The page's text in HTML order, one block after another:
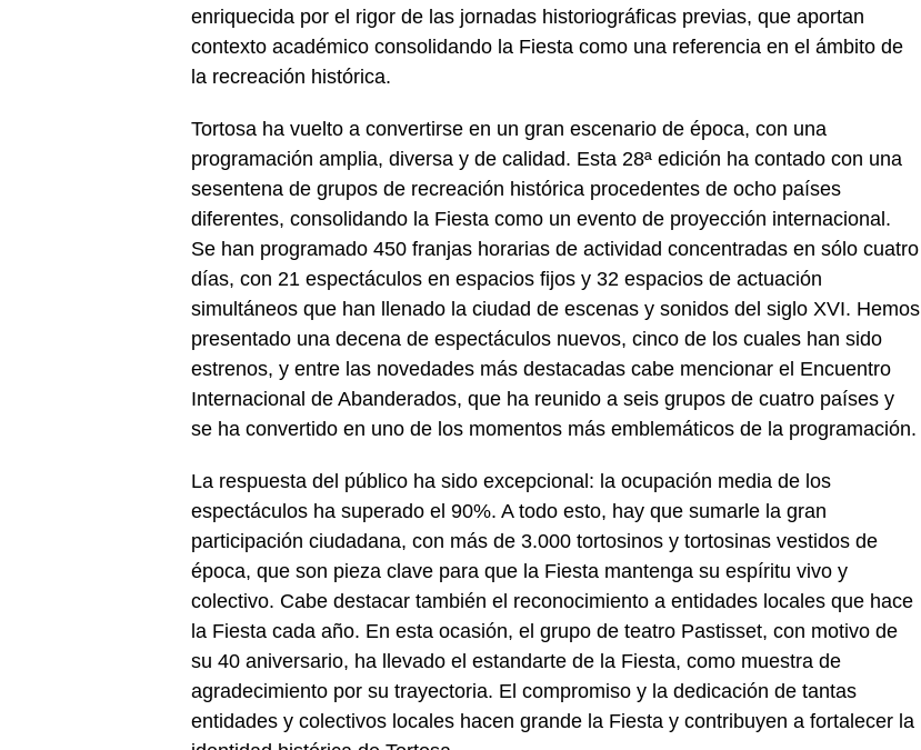
enriquecida por el rigor de las jornadas historiográficas previas, que aportan
contexto académico consolidando la Fiesta como una referencia en el ámbito de
la recreación histórica.
Tortosa ha vuelto a convertirse en un gran escenario de época, con una
programación amplia, diversa y de calidad. Esta 28ª edición ha contado con una
sesentena de grupos de recreación histórica procedentes de ocho países
diferentes, consolidando la Fiesta como un evento de proyección internacional.
Se han programado 450 franjas horarias de actividad concentradas en sólo cuatro
días, con 21 espectáculos en espacios fijos y 32 espacios de actuación
simultáneos que han llenado la ciudad de escenas y sonidos del siglo XVI. Hemos
presentado una decena de espectáculos nuevos, cinco de los cuales han sido
estrenos, y entre las novedades más destacadas cabe mencionar el Encuentro
Internacional de Abanderados, que ha reunido a seis grupos de cuatro países y
se ha convertido en uno de los momentos más emblemáticos de la programación.
La respuesta del público ha sido excepcional: la ocupación media de los
espectáculos ha superado el 90%. A todo esto, hay que sumarle la gran
participación ciudadana, con más de 3.000 tortosinos y tortosinas vestidos de
época, que son pieza clave para que la Fiesta mantenga su espíritu vivo y
colectivo. Cabe destacar también el reconocimiento a entidades locales que hace
la Fiesta cada año. En esta ocasión, el grupo de teatro Pastisset, con motivo de
su 40 aniversario, ha llevado el estandarte de la Fiesta, como muestra de
agradecimiento por su trayectoria. El compromiso y la dedicación de tantas
entidades y colectivos locales hacen grande la Fiesta y contribuyen a fortalecer la